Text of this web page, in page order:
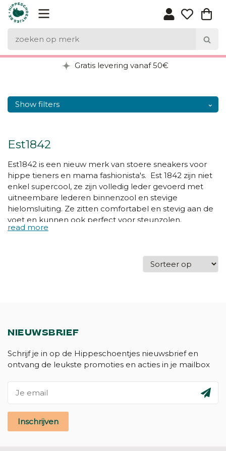
Gratis levering vanaf 50€
Show filters
Est1842
Est1842 is een nieuw merk van stoere sneakers voor
hippe tieners en mama fashionista's. Est 1842 zijn niet
enkel supercool, ze zijn volledig leder gevoerd met
uitneembare lederen binnenzool en stevige
hielomsluiting. Ze zitten comfortabel en stevig aan de
voet en kunnen ook perfect voor steunzolen.
NIEUWSBRIEF
Schrijf je in op de Hippeschoentjes nieuwsbrief en
ontvang de leukste promoties en acties in je mailbox
Inschrijven